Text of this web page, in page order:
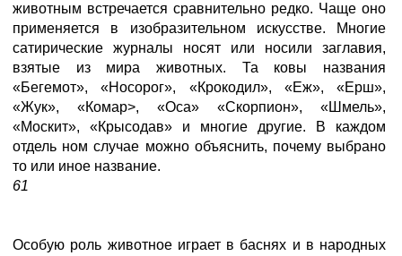
животным встречается сравнительно редко. Чаще оно
применяется в изобразительном искусстве. Многие
сатирические журналы носят или носили заглавия,
взятые из мира животных. Та ковы названия
«Бегемот», «Носорог», «Крокодил», «Еж», «Ерш»,
«Жук», «Комар>, «Оса» «Скорпион», «Шмель»,
«Москит», «Крысодав» и многие другие. В каждом
отдель ном случае можно объяснить, почему выбрано
то или иное название.
61
Особую роль животное играет в баснях и в народных